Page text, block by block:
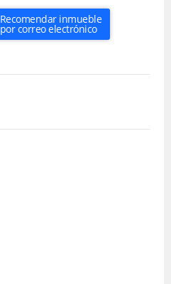
Recomendar inmueble
por correo electrónico